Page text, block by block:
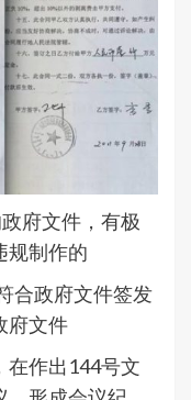
府文件，有极
规制作的
合政府文件签发
府文件
在作出144号文